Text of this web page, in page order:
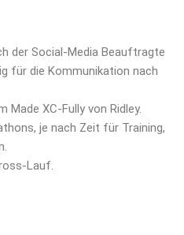
der Social-Media Beauftragte
für die Kommunikation nach
XC-Fully von Ridley.
je nach Zeit für Training,
Lauf.